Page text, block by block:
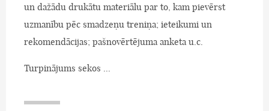
un dažādu drukātu materiālu par to, kam pievērst
uzmanību pēc smadzeņu treniņa; ieteikumi un
rekomendācijas; pašnovērtējuma anketa u.c.
Turpinājums sekos ...